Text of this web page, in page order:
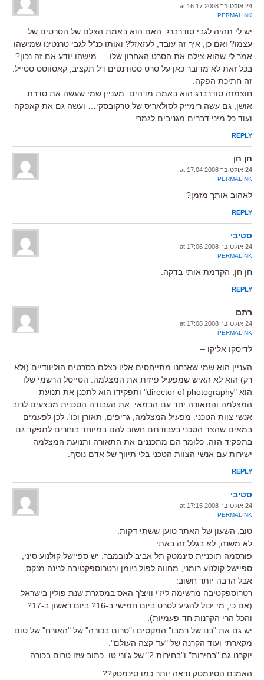
24 אוקטובר 2008 at 16:17
PERMALINK
יש לי תהיה לגבי סודרברג. האם הוא באמת הצלם של הסרטים של
עצמו? ואם כן, איך זה עובד, לעזאזל? ואותו כנ"ל לגבי טרנטינו שמישהו
אמר לי שהוא צילם את הסרט האחרון שלו…. מישהו יודע אם זה נכון?
בכל זאת לא מדובר כאן על סרט סטודנטים דל תקציב, קאסווטס סטייל.
זה חתיכת הפקה.
חוצמזה סודרברג הוא באמת מדהים. מעניין שמי שעשה את סדרת
אושן, גם עשה רימייק לסולאריס של טרקובסקי… ועשה גם את קאפקה
ועוד כל מיני דברים מגניבים לגמרי.
REPLY
חן חן
24 אוקטובר 2008 at 17:04
PERMALINK
לאהוב אותך מזמן?
REPLY
סטיבי
24 אוקטובר 2008 at 17:06
PERMALINK
חן חן, הקדמת אותי בדקה.
REPLY
רתם
24 אוקטובר 2008 at 17:08
PERMALINK
לדיסקו אליקו –
העניין הוא שמי שאנחנו מתייחסים אליו כצלם בסרטים הוליוודיים (ולא
רק) הוא לא האיש שמפעיל פיזית את המצלמה. הטייטל הרשמי שלו
הוא "director of photography" ותפקידו הוא לתכנן את תנועת
המצלמה והתאורה יחד עם הבמאי. את העבודה הטכנית מבצעים לרוב
אנשי צוות הטכני: מפעיל המצלמה, גריפים, תאורן וכו'. לכן לפעמים
במאים שהצד הטכני בעבודתם חשוב להם במיוחד בוחרים לתפקד גם
בתפקיד הזה. כלומר הם מתכננים את התאורה ותנועת המצלמה
ישירות עם אנשי הצוות הטכני בלי תיווך של אדם נוסף.
REPLY
סטיבי
24 אוקטובר 2008 at 17:15
PERMALINK
טוב, השעון של האתר טוען ששתי דקות.
לא משנה, לא בגלל זה באתי.
פורסמה תוכניית סינמטק תל אביב לנובמבר: יש ספיישל קולנוע סיני,
ספיישל קולנוע רומני, מחווה לפול ניומן ורטרוספקטיבה לנינה מנקס,
אבל הרבה יותר חשוב:
רטרוספקטיבה מרשימה ליז'י וויצ'ך האס במסגרת שנת פולין בישראל
(אם כי, מי יכול להגיע לסרט ביום חמישי ב-16? ביום ראשון ב-17?
והכל הרי הקרנות חד-פעמיות).
יש גם את "בנו של רמבו" המקסים ו"טרום בכורה" של "האורח" של טום
מקארתי ועוד הקרנה של "עד קצה העולם".
יוקרנו גם "בחירות" ו"בחירות 2" של ג'וני טו. כתוב שזו טרום בכורה.
האמנם הסינמטק נראה יותר כמו סינמטק??